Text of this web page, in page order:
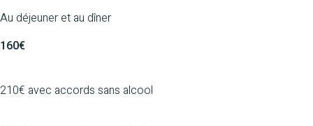
Au déjeuner et au dîner
160€
210€ avec accords sans alcool